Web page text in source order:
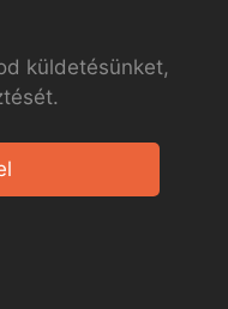
küldetésünket,